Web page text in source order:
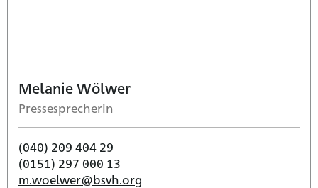
Melanie Wölwer
Pressesprecherin
(040) 209 404 29
(0151) 297 000 13
m.woelwer@bsvh.org